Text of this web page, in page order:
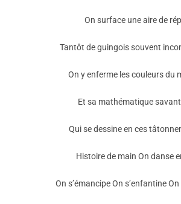
On surface une aire de
Tantôt de guingois souvent
On y enferme les couleurs du
Et sa mathématique
Qui se dessine en ces
Histoire de main On danse
On s’émancipe On s’enfantine